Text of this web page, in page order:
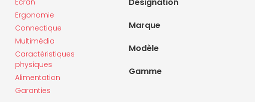
Ecran
Ergonomie
Connectique
Multimédia
Caractéristiques
physiques
Alimentation
Garanties
Marque
Modèle
Gamme